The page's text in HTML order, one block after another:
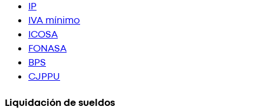
IP
IVA mínimo
ICOSA
FONASA
BPS
CJPPU
Liquidación de sueldos